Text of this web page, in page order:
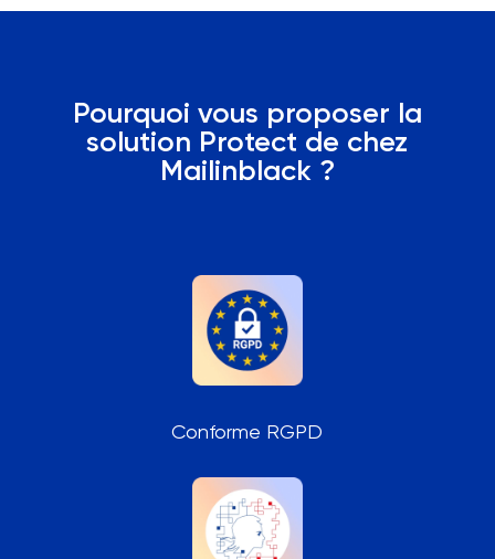
Pourquoi vous proposer la
solution Protect de chez
Mailinblack ?
Conforme RGPD